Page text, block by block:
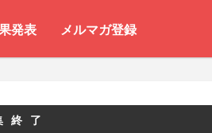
発表 メルマガ登録
終了